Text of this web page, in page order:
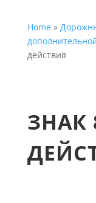
Home»
действия
ЗНАК